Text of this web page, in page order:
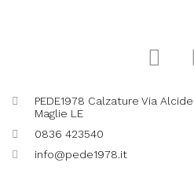
PEDE1978 Calzature Via
Maglie LE
0836 423540
info@pede1978.it